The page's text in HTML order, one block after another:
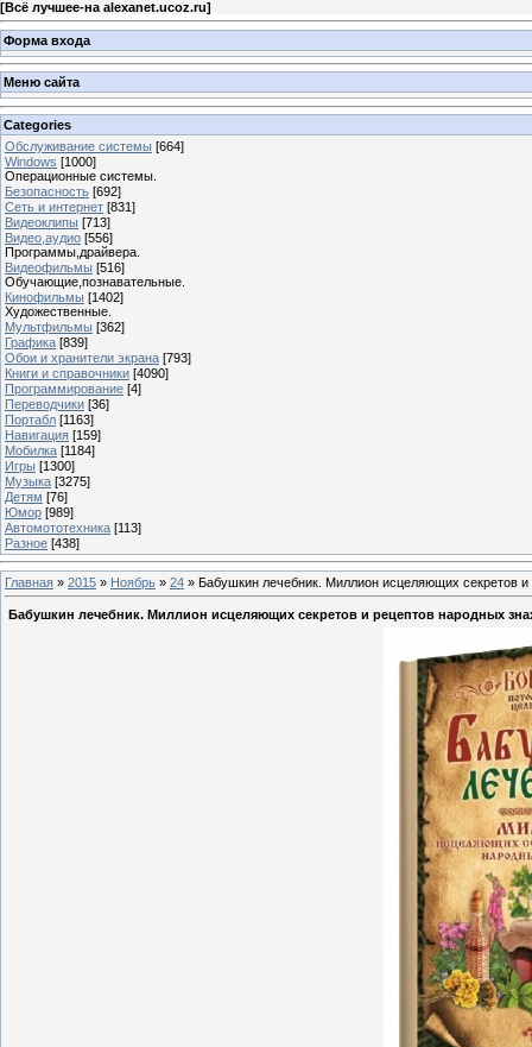
[Всё лучшее-на alexanet.ucoz.ru]
Форма входа
Меню сайта
Categories
Обслуживание системы [664]
Windows [1000]
Операционные системы.
Безопасность [692]
Сеть и интернет [831]
Видеоклипы [713]
Видео,аудио [556]
Программы,драйвера.
Видеофильмы [516]
Обучающие,познавательные.
Кинофильмы [1402]
Художественные.
Мультфильмы [362]
Графика [839]
Обои и хранители экрана [793]
Книги и справочники [4090]
Программирование [4]
Переводчики [36]
Портабл [1163]
Навигация [159]
Мобилка [1184]
Игры [1300]
Музыка [3275]
Детям [76]
Юмор [989]
Автомототехника [113]
Разное [438]
Главная » 2015 » Ноябрь » 24 » Бабушкин лечебник. Миллион исцеляющих секретов и
Бабушкин лечебник. Миллион исцеляющих секретов и рецептов народных